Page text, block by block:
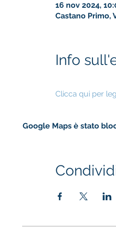
16 nov 2024,
Castano Primo,
Info
Clicca qui per
Google Maps è stato